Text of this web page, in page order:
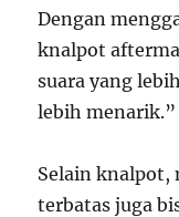
Dengan
knalpot
suara yang
lebih menarik.”
Selain knalpot,
terbatas juga